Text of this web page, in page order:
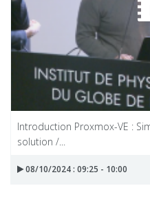
Introduction Proxmox-VE :
solution /...
08/10/2024 : 09:25 - 10:00